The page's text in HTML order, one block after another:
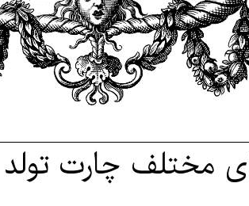
مختلف چارت تولد